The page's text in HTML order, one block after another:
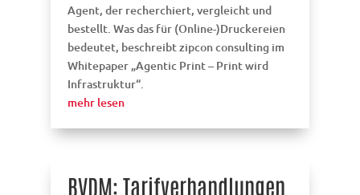
Agent, der recherchiert, vergleicht und
bestellt. Was das für (Online-)Druckereien
bedeutet, beschreibt zipcon consulting im
Whitepaper „Agentic Print – Print wird
Infrastruktur“.
mehr lesen
BVDM: Tarifverhandlungen